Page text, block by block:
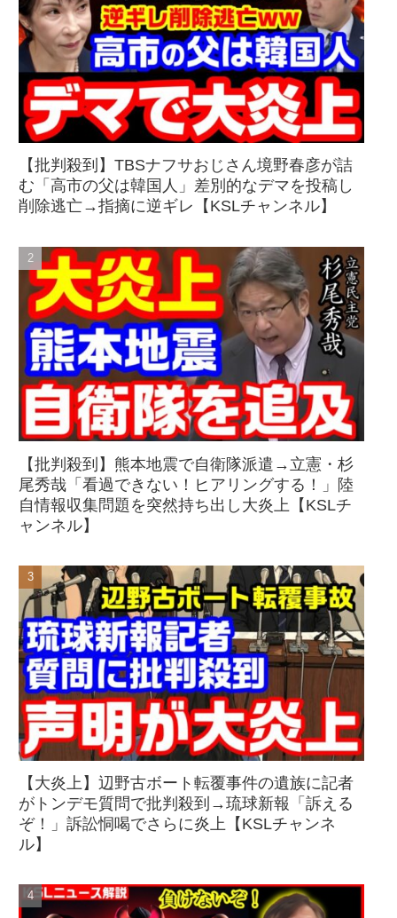
【批判殺到】TBSナフサおじさん境野春彦が詰
む「高市の父は韓国人」差別的なデマを投稿し
削除逃亡→指摘に逆ギレ【KSLチャンネル】
【批判殺到】熊本地震で自衛隊派遣→立憲・杉
尾秀哉「看過できない！ヒアリングする！」陸
自情報収集問題を突然持ち出し大炎上【KSLチ
ャンネル】
【大炎上】辺野古ボート転覆事件の遺族に記者
がトンデモ質問で批判殺到→琉球新報「訴える
ぞ！」訴訟恫喝でさらに炎上【KSLチャンネ
ル】